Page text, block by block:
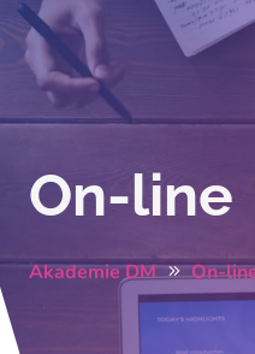
On-line
Akademie DM On-